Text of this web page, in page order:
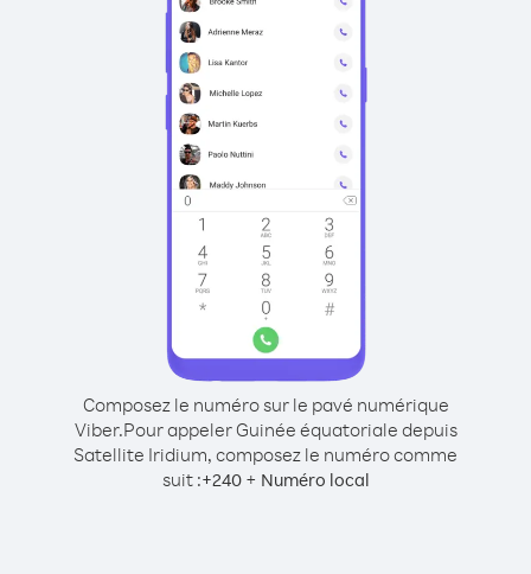
Composez le numéro sur le pavé numérique
Viber.Pour appeler Guinée équatoriale depuis
Satellite Iridium, composez le numéro comme
suit :+240+ Numéro local